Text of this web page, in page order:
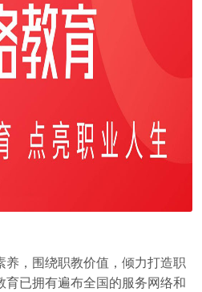
，围绕职教价值，倾力打造职
已拥有遍布全国的服务网络和